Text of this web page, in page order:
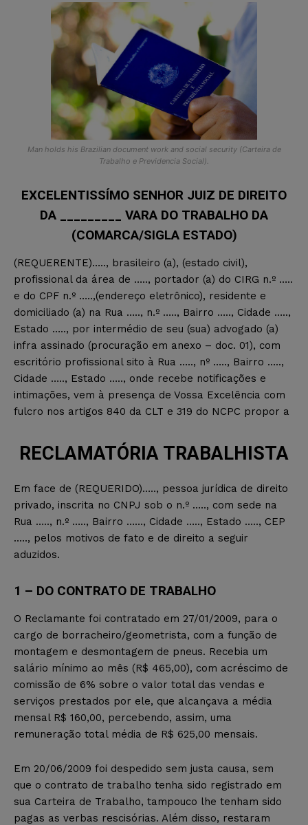
Man holds his Brazilian document work and social security (Carteira de
Trabalho e Previdencia Social).
EXCELENTISSÍMO SENHOR JUIZ DE DIREITO
DA _________ VARA DO TRABALHO DA
(COMARCA/SIGLA ESTADO)
(REQUERENTE)….., brasileiro (a), (estado civil),
profissional da área de ….., portador (a) do CIRG n.º …..
e do CPF n.º …..,(endereço eletrônico), residente e
domiciliado (a) na Rua ….., n.º ….., Bairro ….., Cidade …..,
Estado ….., por intermédio de seu (sua) advogado (a)
infra assinado (procuração em anexo – doc. 01), com
escritório profissional sito à Rua ….., nº ….., Bairro …..,
Cidade ….., Estado ….., onde recebe notificações e
intimações, vem à presença de Vossa Excelência com
fulcro nos artigos 840 da CLT e 319 do NCPC propor a
RECLAMATÓRIA TRABALHISTA
Em face de (REQUERIDO)….., pessoa jurídica de direito
privado, inscrita no CNPJ sob o n.º ….., com sede na
Rua ….., n.º ….., Bairro ……, Cidade ….., Estado ….., CEP
….., pelos motivos de fato e de direito a seguir
aduzidos.
1 – DO CONTRATO DE TRABALHO
O Reclamante foi contratado em 27/01/2009, para o
cargo de borracheiro/geometrista, com a função de
montagem e desmontagem de pneus. Recebia um
salário mínimo ao mês (R$ 465,00), com acréscimo de
comissão de 6% sobre o valor total das vendas e
serviços prestados por ele, que alcançava a média
mensal R$ 160,00, percebendo, assim, uma
remuneração total média de R$ 625,00 mensais.
Em 20/06/2009 foi despedido sem justa causa, sem
que o contrato de trabalho tenha sido registrado em
sua Carteira de Trabalho, tampouco lhe tenham sido
pagas as verbas rescisórias. Além disso, restaram